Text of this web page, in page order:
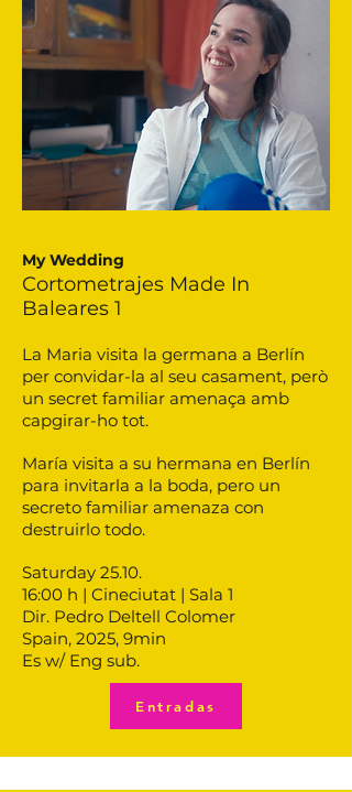
My Wedding
Cortometrajes Made In
Baleares 1
La Maria visita la germana a Berlín
per convidar-la al seu casament, però
un secret familiar amenaça amb
capgirar-ho tot.
María visita a su hermana en Berlín
para invitarla a la boda, pero un
secreto familiar amenaza con
destruirlo todo.
Saturday 25.10.
16:00 h | Cineciutat | Sala 1
Dir. Pedro Deltell Colomer
Spain, 2025, 9min
Es w/ Eng sub.
Entradas